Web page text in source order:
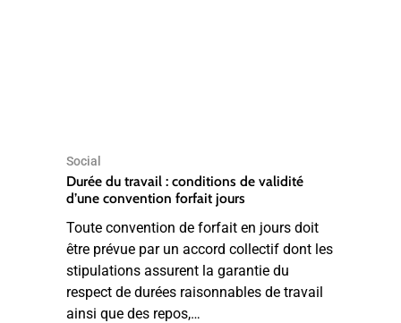
Social
Durée du travail : conditions de validité
d’une convention forfait jours
Toute convention de forfait en jours doit
être prévue par un accord collectif dont les
stipulations assurent la garantie du
respect de durées raisonnables de travail
ainsi que des repos,…